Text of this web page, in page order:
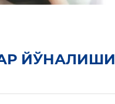
ЙЎНАЛИШИ